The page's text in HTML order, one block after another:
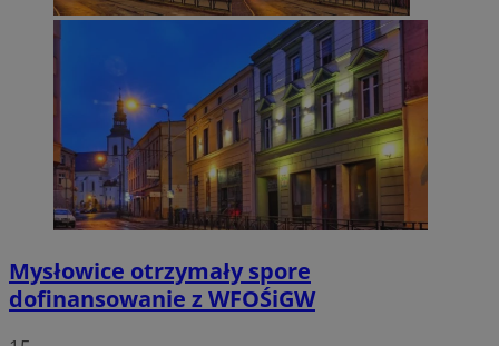
Mysłowice otrzymały spore
dofinansowanie z WFOŚiGW